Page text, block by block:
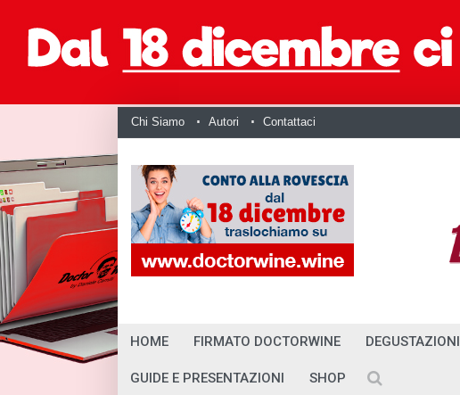
Chi Siamo Autori Contattaci
HOME FIRMATO DOCTORWINE DEGUSTAZIONI
GUIDE E PRESENTAZIONI SHOP